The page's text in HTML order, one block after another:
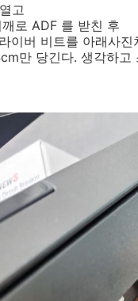
고
로 ADF 를 받친 후
이버 비트를 아래사진
만 당긴다. 생각하고